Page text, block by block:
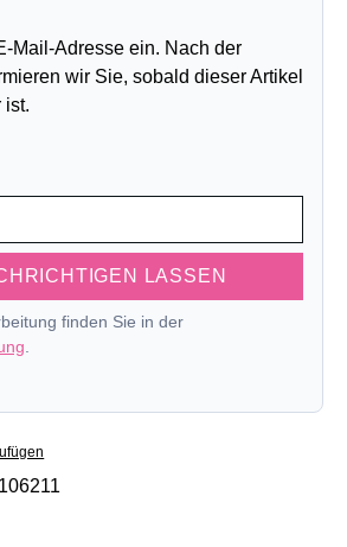
Mail-Adresse ein. Nach der
wir Sie, sobald dieser Artikel
ist.
LASSEN
finden Sie in der
106211